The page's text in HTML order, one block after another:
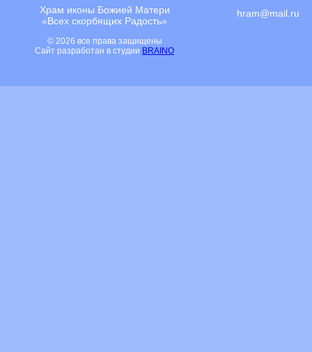
Храм иконы Божией Матери
«Всех скорбящих Радость»
© 2026 все права защищены
Сайт разработан в студии BRAINO
hram@mail.ru